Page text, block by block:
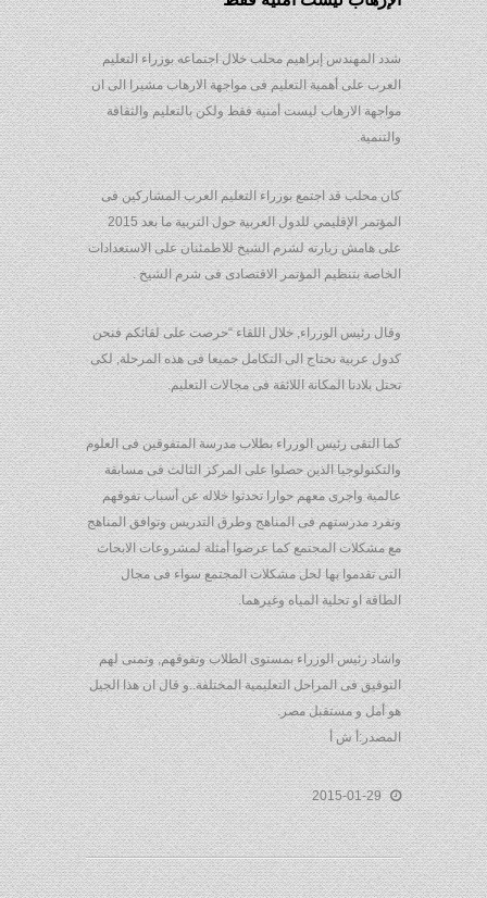
شدد المهندس إبراهيم محلب خلال اجتماعه بوزراء التعليم
العرب على أهمية التعليم فى مواجهة الارهاب مشيرا الى ان
مواجهة الارهاب ليست أمنية فقط ولكن بالتعليم والثقافة
والتنمية.
كان محلب قد اجتمع بوزراء التعليم العرب المشاركين فى
المؤتمر الإقليمي للدول العربية حول التربية ما بعد 2015
على هامش زيارته لشرم الشيخ للاطمئنان على الاستعدادات
الخاصة بتنظيم المؤتمر الاقتصادى فى شرم الشيخ .
وقال رئيس الوزراء, خلال اللقاء “حرصت على لقائكم فنحن
كدول عربية نحتاج الى التكامل جميعا فى هذه المرحلة, لكى
تحتل بلادنا المكانة اللائقة فى مجالات التعليم.
كما التقى رئيس الوزراء بطلاب مدرسة المتفوقين فى العلوم
والتكنولوجيا الذين حصلوا على المركز الثالث فى مسابقة
عالمية واجرى معهم حوارا تحدثوا خلاله عن أسباب تفوقهم
وتفرد مدرستهم فى المناهج وطرق التدريس وتوافق المناهج
مع مشكلات المجتمع كما عرضوا أمثلة لمشروعات الابحاث
التى تقدموا بها لحل مشكلات المجتمع سواء فى مجال
الطاقة او تحلية المياه وغيرهما.
واشاد رئيس الوزراء بمستوى الطلاب وتفوقهم, وتمنى لهم
التوفيق فى المراحل التعليمية المختلفة..و قال ان هذا الجيل
هو أمل و مستقبل مصر.
المصدر:أ ش أ
2015-01-29